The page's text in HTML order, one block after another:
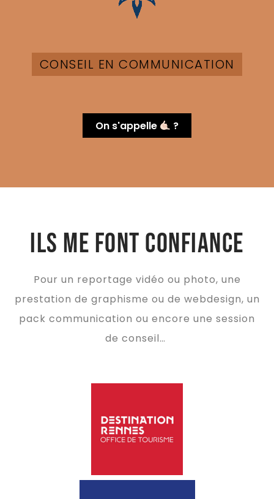
CONSEIL EN COMMUNICATION
On s'appelle ?
Ils me font confiance
Pour un reportage vidéo ou photo, une
prestation de graphisme ou de webdesign, un
pack communication ou encore une session
de conseil…